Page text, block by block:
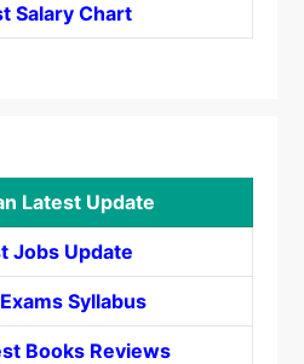
Salary Chart
Latest Update
Jobs Update
Syllabus
Books Reviews